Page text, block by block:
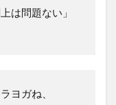
は問題ない」
ヨガね、